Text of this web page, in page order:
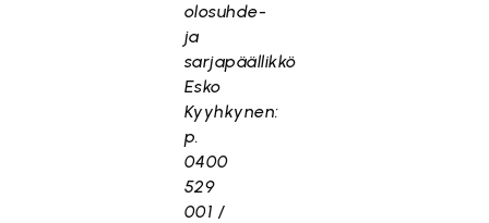
olosuhde-
ja
sarjapäällikkö
Esko
Kyyhkynen:
p.
0400
529
001 /